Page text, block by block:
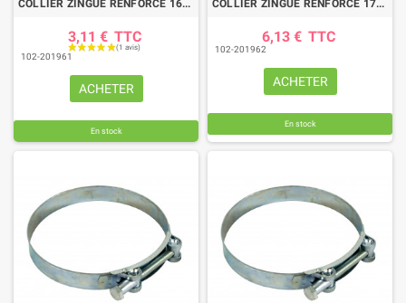
COLLIER ZINGUE RENFORCE 162/174
3,11 € TTC
102-201961
ACHETER
En stock
COLLIER ZINGUE RENFORCE 175/187
6,13 € TTC
102-201962
ACHETER
En stock